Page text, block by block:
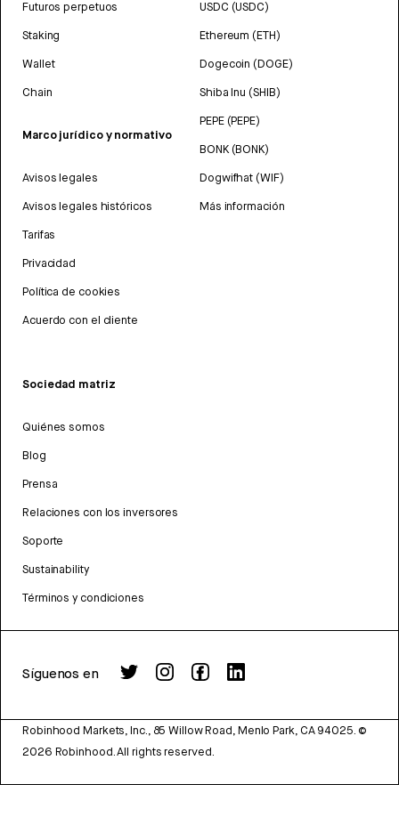
Futuros perpetuos
Staking
Wallet
Chain
Marco jurídico y normativo
Avisos legales
Avisos legales históricos
Tarifas
Privacidad
Política de cookies
Acuerdo con el cliente
USDC (USDC)
Ethereum (ETH)
Dogecoin (DOGE)
Shiba Inu (SHIB)
PEPE (PEPE)
BONK (BONK)
Dogwifhat (WIF)
Más información
Sociedad matriz
Quiénes somos
Blog
Prensa
Relaciones con los inversores
Soporte
Sustainability
Términos y condiciones
Síguenos en
Robinhood Markets, Inc., 85 Willow Road, Menlo Park, CA 94025. ©
2026 Robinhood. All rights reserved.